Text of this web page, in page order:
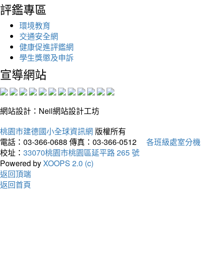
評鑑專區
環境教育
交通安全網
健康促進評鑑網
學生獎懲及申訴
宣導網站
網站設計：Neil網站設計工坊
桃園市建德國小全球資訊網 版權所有
電話：03-366-0688 傳真：03-366-0512
各班級處室分機
校址： 33070桃園市桃園區延平路 265 號
Powered byXOOPS 2.0 (c)
返回頂端
返回首頁